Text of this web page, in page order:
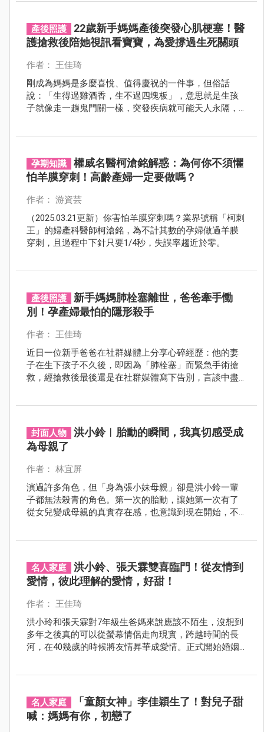
產後照護
22歲新手媽媽產後突發心肌梗塞！醫
護搶救後陪她視訊看寶寶，為愛撐過生死關頭
作者： 王佳琦
剛成為媽媽是多麼喜悅、值得慶祝的一件事，但俗話
說：「生得過雞酒香，生不過四塊板」，意思就是生孩
子就像走一趟鬼門關一樣，突發疾病就可能天人永隔，
孕期知識
權威名醫柯滄銘解惑：為何你不須懼
怕羊膜穿刺！高齡產婦一定要做嗎？
作者： 游資芸
（2025.03.21更新）你害怕羊膜穿刺嗎？業界號稱「柯刺
王」的婦產科醫師柯滄銘，為不計其數的孕婦做過羊膜
穿刺，且過程中下針只要1/4秒，失誤率趨近於零。
產後照護
新手媽媽肺栓塞離世，爸爸牽手慟
別！孕產婦最怕的隱形殺手
作者： 王佳琦
近日一位新手爸爸在社群媒體上分享心碎經歷：他的妻
子在生下孩子不久後，即因為「肺栓塞」而緊急手術搶
救，經搶救後最後還是在社群媒體寫下告別，言談中盡
刻。
封面人物
洪小鈴︱胎動的瞬間，我真切感受成
為母親了
作者： 林宜屏
演過許多角色，但「身為張小妹母親」卻是洪小鈴一輩
子都無法殺青的角色。第一次的胎動，讓她第一次有了
從女兒變成母親的真實存在感，也意識到現在開始，不
名人家庭
洪小鈴、張天霖雙喜臨門！從友情到
愛情，彼此理解的愛情，好甜！
作者： 王佳琦
洪小玲和張天霖對7年級生爸媽來說應該不陌生，沒想到
多年之後真的可以從螢幕情侶走向現實，跨越時間的長
河，在40幾歲的時候將友情昇華成愛情。正式開始婚姻
名人家庭
「童顏女神」李佳穎生了！對兒子甜
喊：媽媽有你，初戀了